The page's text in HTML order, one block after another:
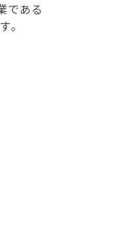
である
。